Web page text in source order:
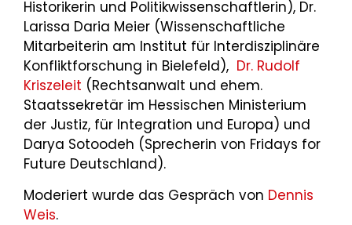
Historikerin und Politikwissenschaftlerin), Dr.
Larissa Daria Meier (Wissenschaftliche
Mitarbeiterin am Institut für Interdisziplinäre
Konfliktforschung in Bielefeld), Dr. Rudolf
Kriszeleit (Rechtsanwalt und ehem.
Staatssekretär im Hessischen Ministerium
der Justiz, für Integration und Europa) und
Darya Sotoodeh (Sprecherin von Fridays for
Future Deutschland).
Moderiert wurde das Gespräch von Dennis
Weis.